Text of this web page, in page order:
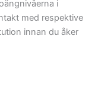
i
med respektive
innan du åker